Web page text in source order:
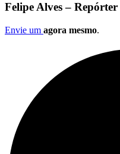
Felipe Alves – Repórter
Envie um agora mesmo.